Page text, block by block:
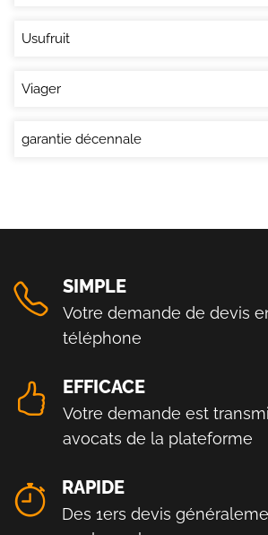
Usufruit
Viager
garantie décennale
SIMPLE
Votre demande de devis
téléphone
EFFICACE
Votre demande est
avocats de la plateforme
RAPIDE
Des 1ers devis